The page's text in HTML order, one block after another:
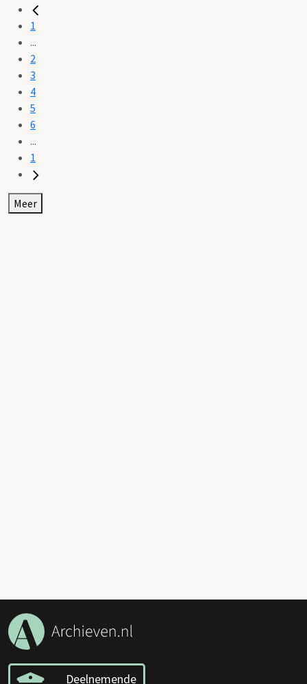
1
...
2
3
4
5
6
...
1
Meer
Deelnemende